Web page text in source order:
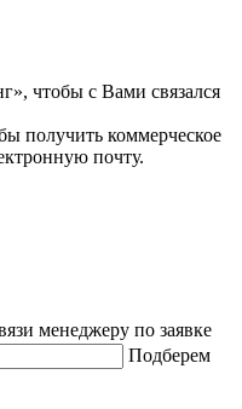
чтобы с Вами связался
получить коммерческое
почту.
менеджеру по заявке
Подберем